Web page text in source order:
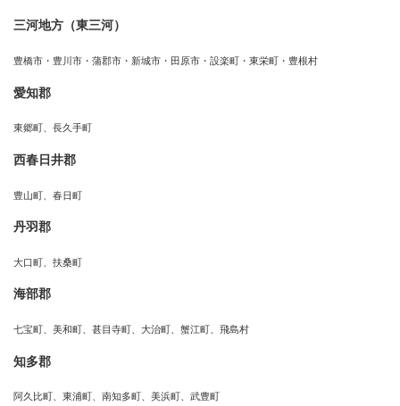
三河地方（東三河）
豊橋市・豊川市・蒲郡市・新城市・田原市・設楽町・東栄町・豊根村
愛知郡
東郷町、長久手町
西春日井郡
豊山町、春日町
丹羽郡
大口町、扶桑町
海部郡
七宝町、美和町、甚目寺町、大治町、蟹江町、飛島村
知多郡
阿久比町、東浦町、南知多町、美浜町、武豊町